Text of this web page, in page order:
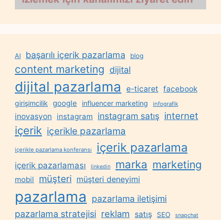
AI başarılı içerik pazarlama blog
content marketing dijital
dijital pazarlama e-ticaret facebook
girişimcilik google influencer marketing infografik
inovasyon instagram instagram satış internet
içerik içerikle pazarlama
içerikle pazarlama konferansı içerik pazarlama
içerik pazarlaması linkedin marka marketing
mobil müşteri müşteri deneyimi
pazarlama
pazarlama iletişimi
pazarlama stratejisi reklam satış SEO snapchat